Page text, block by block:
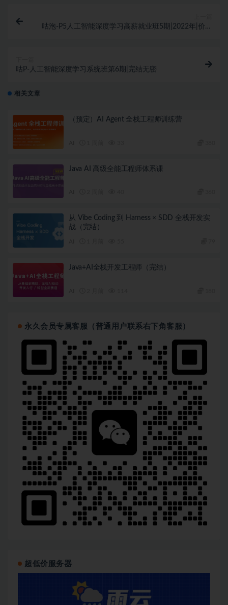
咕泡-P5人工智能深度学习高薪就业班5期|2022年|价值
咕P-人工智能深度学习系统班第6期|完结无密
相关文章
（预定）AI Agent 全栈工程师训练营
Java AI 高级全能工程师体系课
从 Vibe Coding 到 Harness × SDD 全栈开发实
战（完结）
Java+AI全栈开发工程师（完结）
永久会员专属客服（普通用户联系右下角客服）
超低价服务器